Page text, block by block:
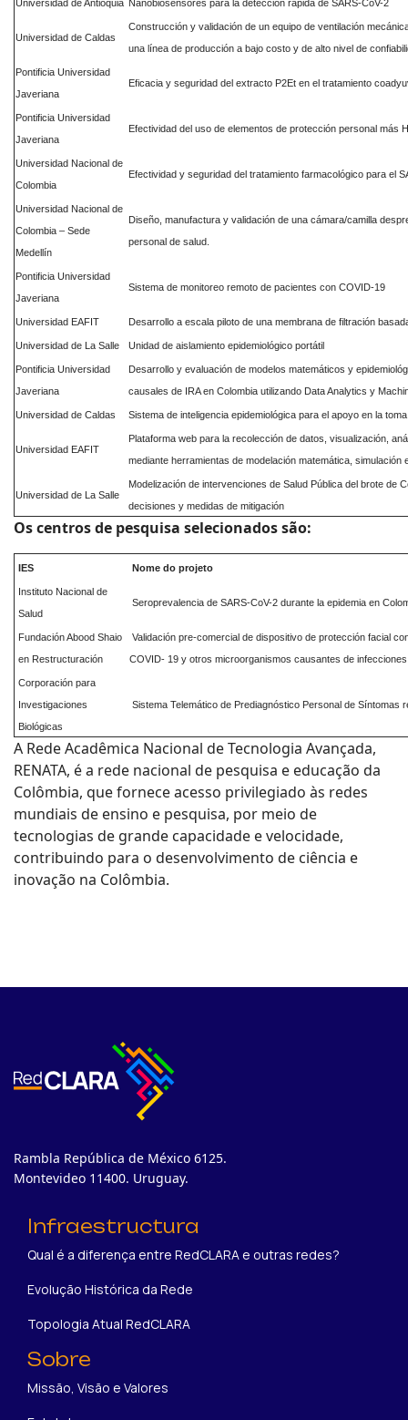
Universidad de Antioquia Nanobiosensores para la detección rápida de SARS-CoV-2
Universidad de Caldas
Construcción y validación de un equipo de ventilación
una línea de producción a bajo costo y de alto nivel de
Pontificia Universidad
Javeriana
Eficacia y seguridad del extracto P2Et en el tratamiento
Pontificia Universidad
Javeriana
Efectividad del uso de elementos de protección personal más
Universidad Nacional de
Colombia
Efectividad y seguridad del tratamiento farmacológico para el
Universidad Nacional de
Colombia – Sede
Medellín
Diseño, manufactura y validación de una cámara/camilla
personal de salud.
Pontificia Universidad
Javeriana
Sistema de monitoreo remoto de pacientes con COVID-19
Universidad EAFIT Desarrollo a escala piloto de una membrana de filtración
Universidad de La Salle Unidad de aislamiento epidemiológico portátil
Pontificia Universidad
Javeriana
Desarrollo y evaluación de modelos matemáticos y
causales de IRA en Colombia utilizando Data Analytics y
Universidad de Caldas Sistema de inteligencia epidemiológica para el apoyo en la
Universidad EAFIT
Plataforma web para la recolección de datos, visualización,
mediante herramientas de modelación matemática, simulación
Universidad de La Salle
Modelización de intervenciones de Salud Pública del brote de
decisiones y medidas de mitigación
Os centros de pesquisa selecionados são:
IES Nome do projeto
Instituto Nacional de
Salud
Seroprevalencia de SARS-CoV-2 durante la epidemia en
Fundación Abood Shaio
en Restructuración
Validación pre-comercial de dispositivo de protección facial
COVID- 19 y otros microorganismos causantes de
Corporación para
Investigaciones
Biológicas
Sistema Telemático de Prediagnóstico Personal de
A Rede Acadêmica Nacional de Tecnologia Avançada,
RENATA, é a rede nacional de pesquisa e educação da
Colômbia, que fornece acesso privilegiado às redes
mundiais de ensino e pesquisa, por meio de
tecnologias de grande capacidade e velocidade,
contribuindo para o desenvolvimento de ciência e
inovação na Colômbia.
Rambla República de México 6125.
Montevideo 11400. Uruguay.
Infraestructura
Qual é a diferença entre RedCLARA e outras redes?
Evolução Histórica da Rede
Topologia Atual RedCLARA
Sobre
Missão, Visão e Valores